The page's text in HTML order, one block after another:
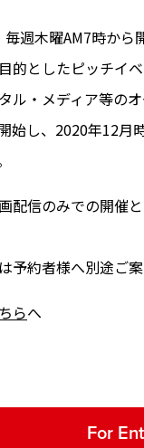
週木曜AM7時か
的としたピッチイ
ル・メディア等の
始し、2020年12
配信のみでの開催
約者様へ別途ご案
らへ
For